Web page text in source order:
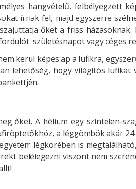
hangvételű, felbélyegzett
írnak fel, majd egyszerre
őket a friss házasoknak.
születésnapot vagy céges
kerül képeslap a lufikra,
lehetőség, hogy világítós lufikat
őket. A hélium egy színtelen-
a léggömbök akár
légkörében is
belélegezni viszont nem